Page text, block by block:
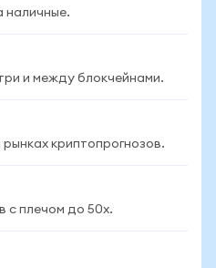
наличные.
и между блокчейнами.
рынках криптопрогнозов.
с плечом до 50x.